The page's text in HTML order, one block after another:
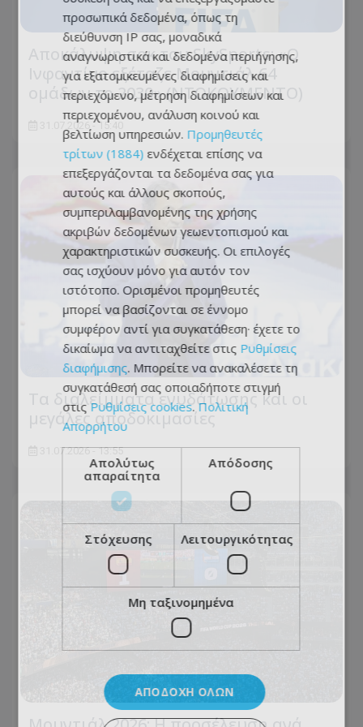
Αποκάλυψη σοκ του SkySports: «O
Ινφαντίνο εξέταζε Μουντιάλ 64
ομάδων το 2030» (ΝΤΟΚΟΥΜΕΝΤΟ)
31.07.2026 - 15:40
Τα διαλείμματα ενυδάτωσης και οι
μεγάλες αποδοκιμασίες
31.07.2026 - 13:55
προσωπικά δεδομένα, όπως τη
διεύθυνση IP σας, μοναδικά
αναγνωριστικά και δεδομένα περιήγησης,
για εξατομικευμένες διαφημίσεις και
περιεχόμενο, μέτρηση διαφημίσεων και
περιεχομένου, ανάλυση κοινού και
βελτίωση υπηρεσιών. Προμηθευτές
τρίτων (1884) ενδέχεται επίσης να
επεξεργάζονται τα δεδομένα σας για
αυτούς και άλλους σκοπούς,
συμπεριλαμβανομένης της χρήσης
ακριβών δεδομένων γεωεντοπισμού και
χαρακτηριστικών συσκευής. Οι επιλογές
σας ισχύουν μόνο για αυτόν τον
ιστότοπο. Ορισμένοι προμηθευτές
μπορεί να βασίζονται σε έννομο
συμφέρον αντί για συγκατάθεση· έχετε το
δικαίωμα να αντιταχθείτε στις Ρυθμίσεις
διαφήμισης. Μπορείτε να ανακαλέσετε τη
συγκατάθεσή σας οποιαδήποτε στιγμή
στις Ρυθμίσεις cookies. Πολιτική
Απορρήτου
Απολύτως
απαραίτητα
Απόδοσης
Στόχευσης Λειτουργικότητας
Μη ταξινομημένα
ΑΠΟΔΟΧΉ ΌΛΩΝ